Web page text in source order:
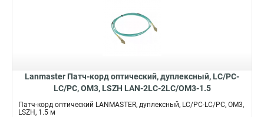
Lanmaster Патч-корд оптический, дуплексный, LC/PC-
LC/PC, OM3, LSZH LAN-2LC-2LC/OM3-1.5
Патч-корд оптический LANMASTER, дуплексный, LC/PC-LC/PC, OM3,
LSZH, 1.5 м